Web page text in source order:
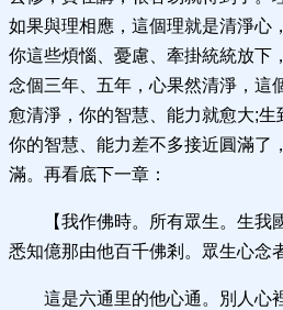
如果與理相應，這個理就是清淨心
你這些煩惱、憂慮、牽掛統統放下
念個三年、五年，心果然清淨，這
愈清淨，你的智慧、能力就愈大;
你的智慧、能力差不多接近圓滿了
滿。再看底下一章：
【我作佛時。所有眾生。生
悉知億那由他百千佛剎。眾生心念
這是六通里的他心通。別人心